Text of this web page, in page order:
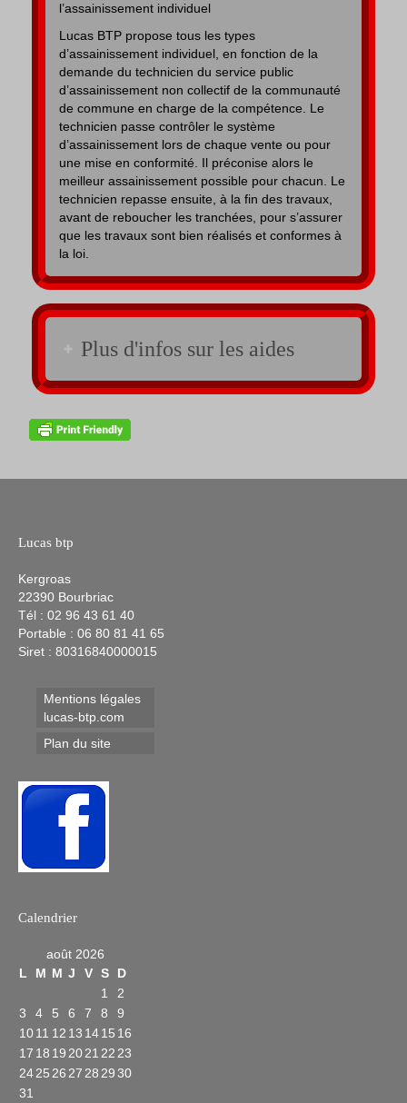
l’assainissement individuel
Lucas BTP propose tous les types
d’assainissement individuel, en fonction de la
demande du technicien du service public
d’assainissement non collectif de la communauté
de commune en charge de la compétence. Le
technicien passe contrôler le système
d’assainissement lors de chaque vente ou pour
une mise en conformité. Il préconise alors le
meilleur assainissement possible pour chacun. Le
technicien repasse ensuite, à la fin des travaux,
avant de reboucher les tranchées, pour s’assurer
que les travaux sont bien réalisés et conformes à
la loi.
Plus d'infos sur les aides
Lucas btp
Kergroas
22390 Bourbriac
Tél : 02 96 43 61 40
Portable : 06 80 81 41 65
Siret : 80316840000015
Mentions légales
lucas-btp.com
Plan du site
Calendrier
août 2026
L
M M J V S
D
1
2
3
4 5 6 7 8
9
1011 12 13 1415 16
17 18 19 2021 22 23
2425 26 27 28 2930
31